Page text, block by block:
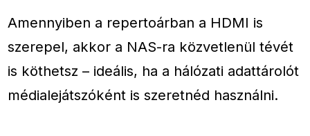
Amennyiben a repertoárban a HDMI is
szerepel, akkor a NAS-ra közvetlenül tévét
is köthetsz – ideális, ha a hálózati adattárolót
médialejátszóként is szeretnéd használni.